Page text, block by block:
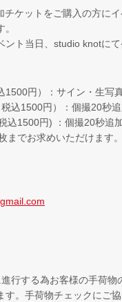
チケットをご購入の方に
ント当日、studio knotにて
1500円）：サイン・生写
込1500円）：個撮20秒
込1500円) ：個撮20秒追
までお求めいただけます。
行する為お客様の手荷物
す。手荷物チェックにご